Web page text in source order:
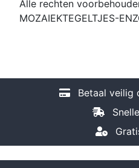
Alle rechten
MOZAIEKTEGELTJES-
Betaal veilig